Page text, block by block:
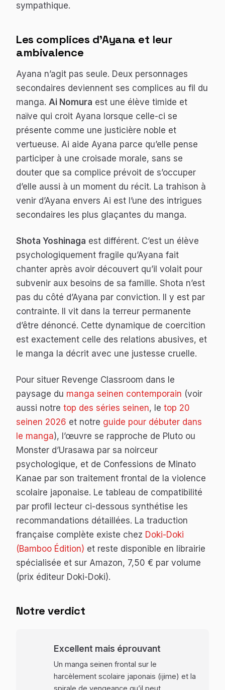
sympathique.
Les complices d’Ayana et leur
ambivalence
Ayana n’agit pas seule. Deux personnages
secondaires deviennent ses complices au fil du
manga. Ai Nomura est une élève timide et
naïve qui croit Ayana lorsque celle-ci se
présente comme une justicière noble et
vertueuse. Ai aide Ayana parce qu’elle pense
participer à une croisade morale, sans se
douter que sa complice prévoit de s’occuper
d’elle aussi à un moment du récit. La trahison à
venir d’Ayana envers Ai est l’une des intrigues
secondaires les plus glaçantes du manga.
Shota Yoshinaga est différent. C’est un élève
psychologiquement fragile qu’Ayana fait
chanter après avoir découvert qu’il volait pour
subvenir aux besoins de sa famille. Shota n’est
pas du côté d’Ayana par conviction. Il y est par
contrainte. Il vit dans la terreur permanente
d’être dénoncé. Cette dynamique de coercition
est exactement celle des relations abusives, et
le manga la décrit avec une justesse cruelle.
Pour situer Revenge Classroom dans le
paysage du manga seinen contemporain (voir
aussi notre top des séries seinen, le top 20
seinen 2026 et notre guide pour débuter dans
le manga), l’œuvre se rapproche de Pluto ou
Monster d’Urasawa par sa noirceur
psychologique, et de Confessions de Minato
Kanae par son traitement frontal de la violence
scolaire japonaise. Le tableau de compatibilité
par profil lecteur ci-dessous synthétise les
recommandations détaillées. La traduction
française complète existe chez Doki-Doki
(Bamboo Édition) et reste disponible en librairie
spécialisée et sur Amazon, 7,50 € par volume
(prix éditeur Doki-Doki).
Notre verdict
Excellent mais éprouvant
Un manga seinen frontal sur le
harcèlement scolaire japonais (ijime) et la
spirale de vengeance qu’il peut